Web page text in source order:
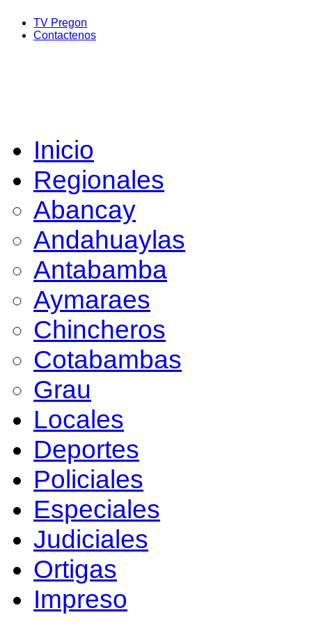
TV Pregon
Contactenos
Inicio
Regionales
Abancay
Andahuaylas
Antabamba
Aymaraes
Chincheros
Cotabambas
Grau
Locales
Deportes
Policiales
Especiales
Judiciales
Ortigas
Impreso